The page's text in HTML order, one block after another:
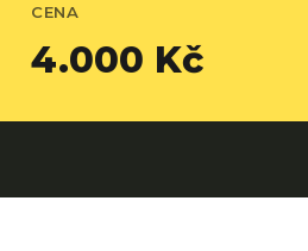
CENA
4.000 Kč